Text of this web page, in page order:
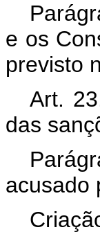
e os
previsto
Art.
das
acusado